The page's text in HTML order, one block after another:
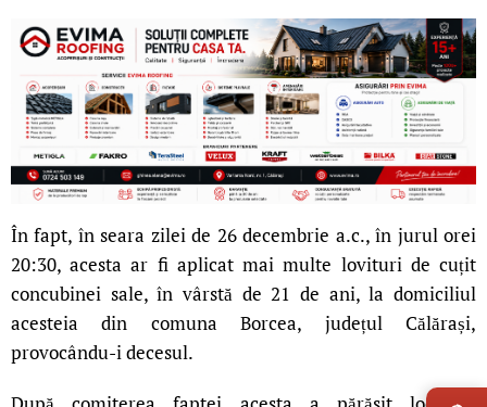
În fapt, în seara zilei de 26 decembrie a.c., în jurul orei
20:30, acesta ar fi aplicat mai multe lovituri de cuțit
concubinei sale, în vârstă de 21 de ani, la domiciliul
acesteia din comuna Borcea, județul Călărași,
provocându-i decesul.